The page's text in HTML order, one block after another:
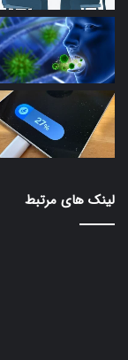
لینک های مرتبط